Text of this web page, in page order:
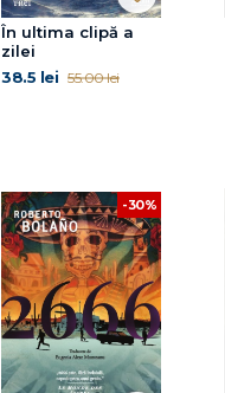
În ultima clipă a
zilei
38.5 lei 55.00 lei
-30%